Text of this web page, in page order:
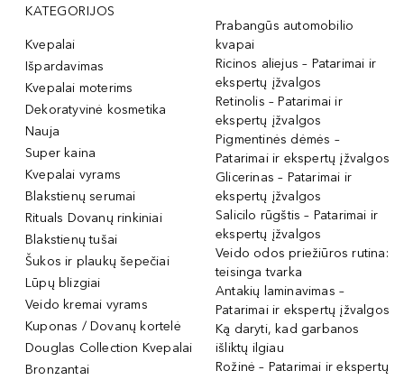
KATEGORIJOS
Kvepalai
Išpardavimas
Kvepalai moterims
Dekoratyvinė kosmetika
Nauja
Super kaina
Kvepalai vyrams
Blakstienų serumai
Rituals Dovanų rinkiniai
Blakstienų tušai
Šukos ir plaukų šepečiai
Lūpų blizgiai
Veido kremai vyrams
Kuponas / Dovanų kortelė
Douglas Collection Kvepalai
Bronzantai
Prabangūs automobilio
kvapai
Ricinos aliejus – Patarimai ir
ekspertų įžvalgos
Retinolis – Patarimai ir
ekspertų įžvalgos
Pigmentinės dėmės –
Patarimai ir ekspertų įžvalgos
Glicerinas – Patarimai ir
ekspertų įžvalgos
Salicilo rūgštis – Patarimai ir
ekspertų įžvalgos
Veido odos priežiūros rutina:
teisinga tvarka
Antakių laminavimas –
Patarimai ir ekspertų įžvalgos
Ką daryti, kad garbanos
išliktų ilgiau
Rožinė – Patarimai ir ekspertų